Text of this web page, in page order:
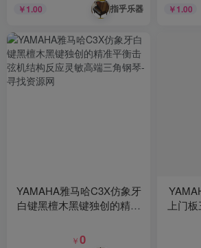
￥1.00 指乎乐器 ￥1.00
YAMAHA雅马哈C3X仿象牙
白键黑檀木黑键独创的精准
端三角钢琴
￥0
上门